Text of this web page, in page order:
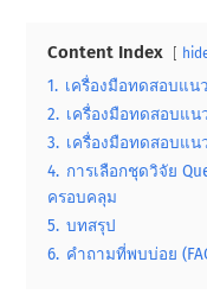
Content Index
1. เครื่องมือทดสอบแน
2. เครื่องมือทดสอบแ
3. เครื่องมือทดสอบแ
4. การเลือกชุดวิจัย
ครอบคลุม
5. บทสรุป
6. คําถามที่พบบ่อย